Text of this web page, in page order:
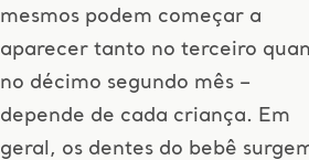
mesmos podem começar a
aparecer tanto no terceiro
no décimo segundo mês –
depende de cada criança. Em
geral, os dentes do bebê